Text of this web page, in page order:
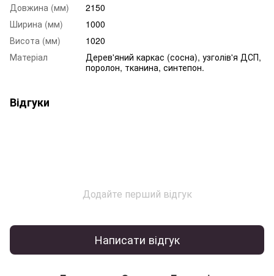
Довжина (мм)
2150
Ширина (мм)
1000
Висота (мм)
1020
Матеріал
Дерев'яний каркас (сосна), узголів'я ДСП,
поролон, тканина, синтепон.
Відгуки
Додайте перший відгук
Написати відгук